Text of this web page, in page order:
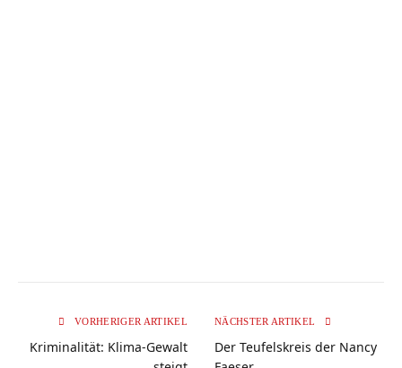
VORHERIGER ARTIKEL
Kriminalität: Klima-Gewalt
NÄCHSTER ARTIKEL
Der Teufelskreis der Nancy